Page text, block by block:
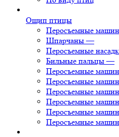
Ощип птицы
Перосъемные
Шпарчаны —
Перосъемные
Бильные пальцы —
Перосъемные
Перосъемные
Перосъемные
Перосъемные
Перосъемные
Перосъемные